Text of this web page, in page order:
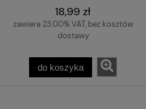
18,99 zł
zawiera 23.00% VAT, bez kosztów
dostawy
do koszyka